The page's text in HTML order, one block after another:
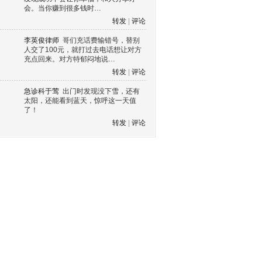
会。当你赚到很多钱时…
转发
评论
李英俊律师 哥们充话费输错号，替别
人交了100元，就打过去电话想让对方
充点回来。对方特郁闷地说…
转发
评论
急诊科于莺 出门时发现没下雪，还有
太阳，还能看到蓝天，惊呼这一天值
了！
转发
评论